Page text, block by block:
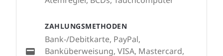
ZAHLUNGSMETHODEN
Bank-/Debitkarte, PayPal,
Banküberweisung, VISA, Mastercard,